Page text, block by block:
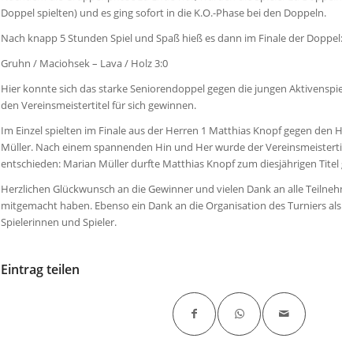
Doppel spielten) und es ging sofort in die K.O.-Phase bei den Doppeln.
Nach knapp 5 Stunden Spiel und Spaß hieß es dann im Finale der Doppel:
Gruhn / Maciohsek – Lava / Holz 3:0
Hier konnte sich das starke Seniorendoppel gegen die jungen
den Vereinsmeistertitel für sich gewinnen.
Im Einzel spielten im Finale aus der Herren 1 Matthias Knopf gegen den
Müller. Nach einem spannenden Hin und Her wurde der
entschieden: Marian Müller durfte Matthias Knopf zum diesjährigen
Herzlichen Glückwunsch an die Gewinner und vielen Dank an alle
mitgemacht haben. Ebenso ein Dank an die Organisation des Turniers
Spielerinnen und Spieler.
Eintrag teilen